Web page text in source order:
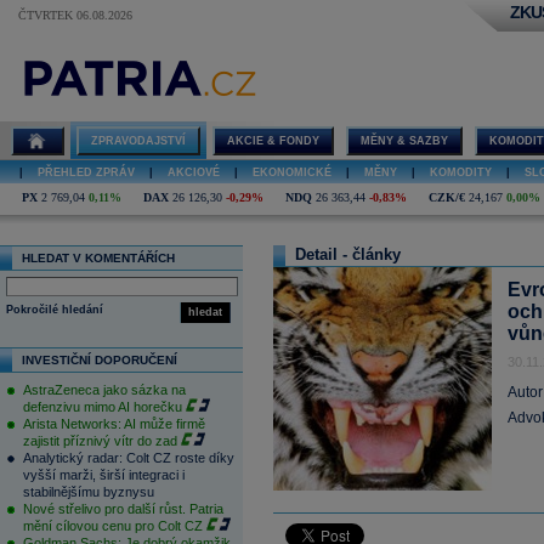
ČTVRTEK 06.08.2026
ZPRAVODAJSTVÍ AKCIE & FONDY MĚNY & SAZBY
PŘEHLED ZPRÁV AKCIOVÉ EKONOMICKÉ MĚNY KOMODITY
PX 2 769,04 0,11% DAX 26 126,30 -0,29% NDQ 26 363,44 -0,83% CZK/€ 24,167 0,00%
HLEDAT V KOMENTÁŘÍCH
hledat
Pokročilé hledání
INVESTIČNÍ DOPORUČENÍ
AstraZeneca jako sázka na
defenzivu mimo AI horečku
Arista Networks: AI může firmě
zajistit příznivý vítr do zad
Analytický radar: Colt CZ roste díky
vyšší marži, širší integraci i
stabilnějšímu byznysu
Nové střelivo pro další růst. Patria
mění cílovou cenu pro Colt CZ
Detail - články